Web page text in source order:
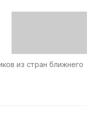
из стран ближнего